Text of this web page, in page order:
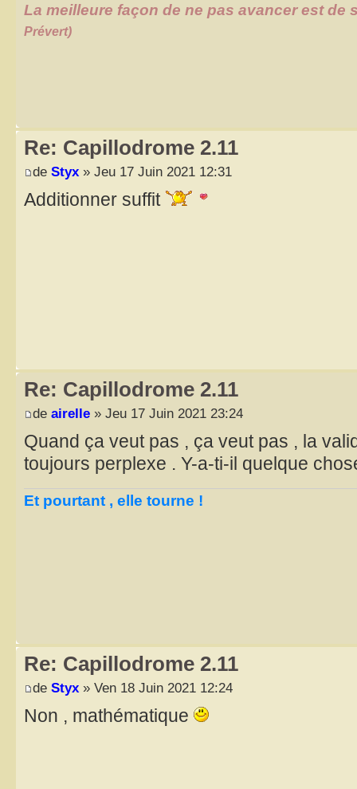
La meilleure façon de ne pas avancer est de
Prévert)
Re: Capillodrome 2.11
de Styx » Jeu 17 Juin 2021 12:31
Additionner suffit
Re: Capillodrome 2.11
de airelle » Jeu 17 Juin 2021 23:24
Quand ça veut pas , ça veut pas , la
toujours perplexe . Y-a-ti-il quelque
Et pourtant , elle tourne !
Re: Capillodrome 2.11
de Styx » Ven 18 Juin 2021 12:24
Non , mathématique